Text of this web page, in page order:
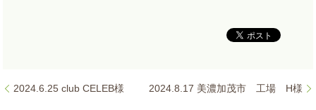
2024.6.25 club CELEB様 2024.8.17 美濃加茂市 工場 H様